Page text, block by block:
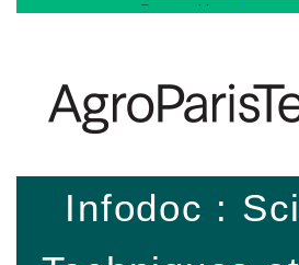
Powered by
Infodoc :